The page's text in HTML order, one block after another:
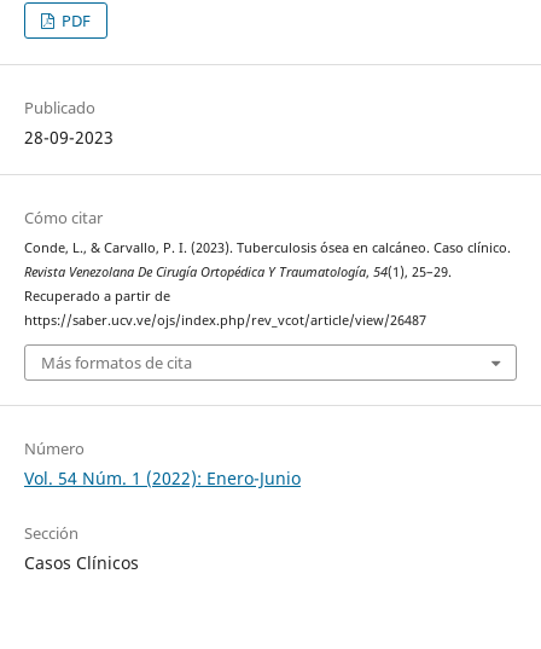
PDF
Publicado
28-09-2023
Cómo citar
Conde, L., & Carvallo, P. I. (2023). Tuberculosis ósea en calcáneo. Caso clínico.
Revista Venezolana De Cirugía Ortopédica Y Traumatología, 54(1), 25–29.
Recuperado a partir de
https://saber.ucv.ve/ojs/index.php/rev_vcot/article/view/26487
Más formatos de cita
Número
Vol. 54 Núm. 1 (2022): Enero-Junio
Sección
Casos Clínicos